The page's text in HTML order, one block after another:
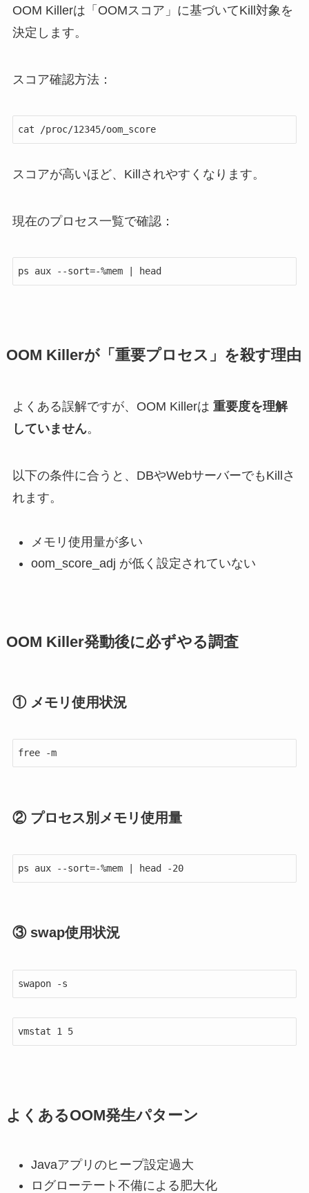
OOM Killerは「OOMスコア」に基づいてKill対象を
決定します。
スコア確認方法：
cat /proc/12345/oom_score
スコアが高いほど、Killされやすくなります。
現在のプロセス一覧で確認：
ps aux --sort=-%mem | head
OOM Killerが「重要プロセス」を殺す理由
よくある誤解ですが、OOM Killerは 重要度を理解
していません。
以下の条件に合うと、DBやWebサーバーでもKillさ
れます。
メモリ使用量が多い
oom_score_adj が低く設定されていない
OOM Killer発動後に必ずやる調査
① メモリ使用状況
free -m
② プロセス別メモリ使用量
ps aux --sort=-%mem | head -20
③ swap使用状況
swapon -s
vmstat 1 5
よくあるOOM発生パターン
Javaアプリのヒープ設定過大
ログローテート不備による肥大化